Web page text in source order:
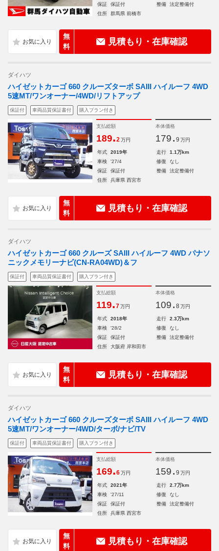
保証 保証付 整備
法定整備付
住所
群馬県 前橋市
無
料
見積もり・在庫確認
ダイハツ
ハイゼットカーゴ 660 クルーズターボ SAIII ハイルーフ 4WD
5速MT/ワンオーナー/4WD/リフトアップ
保証付 車両品質保証書付 購入プラン付き
支払総額
189.2 万円
本体価格
179. 9 万円
年式 2019年 走行
1.1万km
車検
'27/4 修復
なし
保証
保証付 整備
法定整備付
住所
兵庫県 西宮市
無
料
見積もり・在庫確認
ダイハツ
ハイゼットカーゴ 660 クルーズ SAIII ハイルーフ 4WD パナソ
ニックメモリーナビ(CN-RA04WD)＆フ
保証付 車両品質保証書付 購入プラン付き
支払総額
119.7 万円
本体価格
109. 8 万円
年式 2018年 走行
2.3万km
車検
'28/2 修復
なし
保証
保証付 整備
法定整備付
住所
大阪府 岸和田市
無
料
見積もり・在庫確認
ダイハツ
ハイゼットカーゴ 660 クルーズターボ SAIII ハイルーフ 4WD
5速MT/ワンオーナー/4WD/ターボ/ナビ/TV
保証付 車両品質保証書付 購入プラン付き
支払総額
169.6 万円
本体価格
159. 9 万円
年式 2021年 走行
2.7万km
車検
'27/11 修復
なし
保証
保証付 整備
法定整備付
住所
兵庫県 西宮市
無
料
見積もり・在庫確認